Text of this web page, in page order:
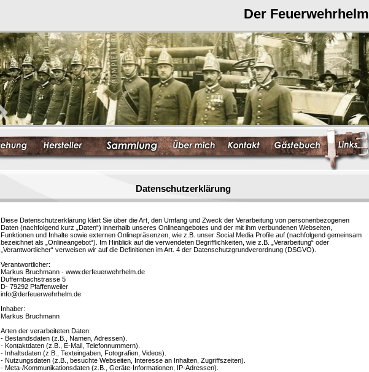
Der Feuerwehrhelm
Datenschutzerklärung
Diese Datenschutzerklärung klärt Sie über die Art, den Umfang und Zweck der Verarbeitung von personenbezogenen
Daten (nachfolgend kurz „Daten“) innerhalb unseres Onlineangebotes und der mit ihm verbundenen Webseiten,
Funktionen und Inhalte sowie externen Onlinepräsenzen, wie z.B. unser Social Media Profile auf (nachfolgend gemeinsam
bezeichnet als „Onlineangebot“). Im Hinblick auf die verwendeten Begrifflichkeiten, wie z.B. „Verarbeitung“ oder
„Verantwortlicher“ verweisen wir auf die Definitionen im Art. 4 der Datenschutzgrundverordnung (DSGVO).
Verantwortlicher:
Markus Bruchmann - www.derfeuerwehrhelm.de
Duffernbachstrasse 5
D- 79292 Pfaffenweiler
info@derfeuerwehrhelm.de
Inhaber:
Markus Bruchmann
Arten der verarbeiteten Daten:
- Bestandsdaten (z.B., Namen, Adressen).
- Kontaktdaten (z.B., E-Mail, Telefonnummern).
- Inhaltsdaten (z.B., Texteingaben, Fotografien, Videos).
- Nutzungsdaten (z.B., besuchte Webseiten, Interesse an Inhalten, Zugriffszeiten).
- Meta-/Kommunikationsdaten (z.B., Geräte-Informationen, IP-Adressen).